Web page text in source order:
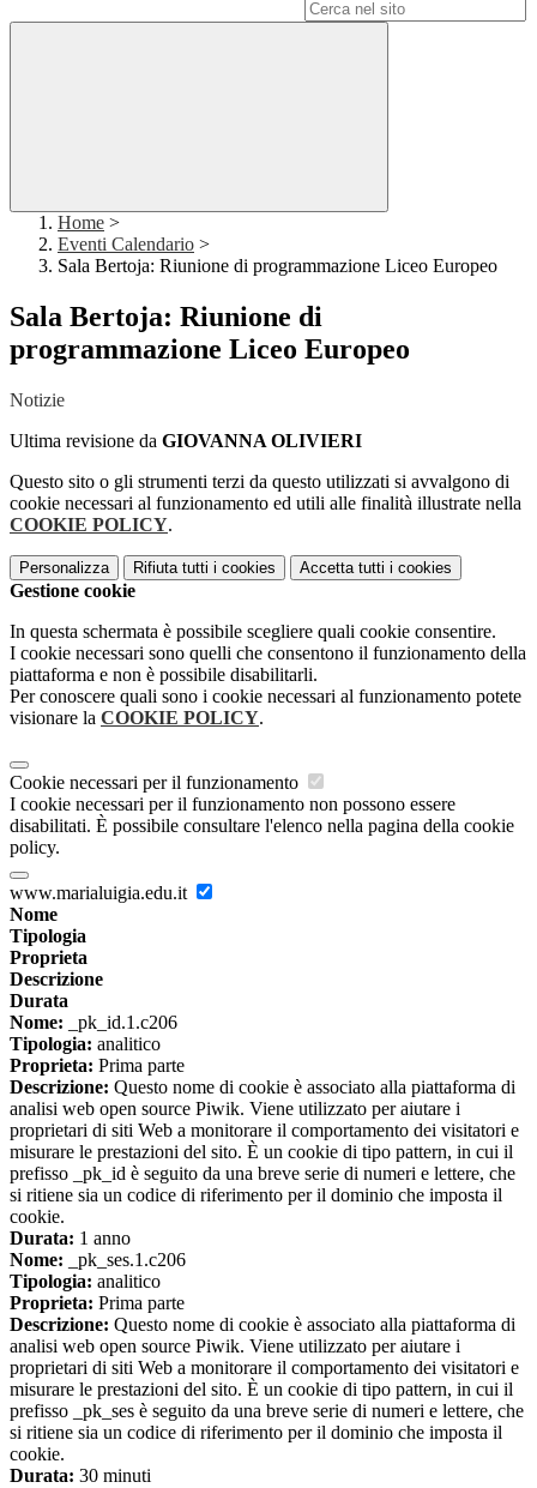
Home >
Eventi Calendario >
Sala Bertoja: Riunione di programmazione Liceo Europeo
Sala Bertoja: Riunione di
programmazione Liceo Europeo
Notizie
Ultima revisione da GIOVANNA OLIVIERI
Questo sito o gli strumenti terzi da questo utilizzati si avvalgono di
cookie necessari al funzionamento ed utili alle finalità illustrate nella
COOKIE POLICY.
Personalizza Rifiuta tutti i cookies Accetta tutti i cookies
Gestione cookie
In questa schermata è possibile scegliere quali cookie consentire.
I cookie necessari sono quelli che consentono il funzionamento della
piattaforma e non è possibile disabilitarli.
Per conoscere quali sono i cookie necessari al funzionamento potete
visionare la COOKIE POLICY.
Cookie necessari per il funzionamento
I cookie necessari per il funzionamento non possono essere
disabilitati. È possibile consultare l'elenco nella pagina della cookie
policy.
www.marialuigia.edu.it
Nome
Tipologia
Proprieta
Descrizione
Durata
Nome: _pk_id.1.c206
Tipologia: analitico
Proprieta: Prima parte
Descrizione: Questo nome di cookie è associato alla piattaforma di
analisi web open source Piwik. Viene utilizzato per aiutare i
proprietari di siti Web a monitorare il comportamento dei visitatori e
misurare le prestazioni del sito. È un cookie di tipo pattern, in cui il
prefisso _pk_id è seguito da una breve serie di numeri e lettere, che
si ritiene sia un codice di riferimento per il dominio che imposta il
cookie.
Durata: 1 anno
Nome: _pk_ses.1.c206
Tipologia: analitico
Proprieta: Prima parte
Descrizione: Questo nome di cookie è associato alla piattaforma di
analisi web open source Piwik. Viene utilizzato per aiutare i
proprietari di siti Web a monitorare il comportamento dei visitatori e
misurare le prestazioni del sito. È un cookie di tipo pattern, in cui il
prefisso _pk_ses è seguito da una breve serie di numeri e lettere, che
si ritiene sia un codice di riferimento per il dominio che imposta il
cookie.
Durata: 30 minuti